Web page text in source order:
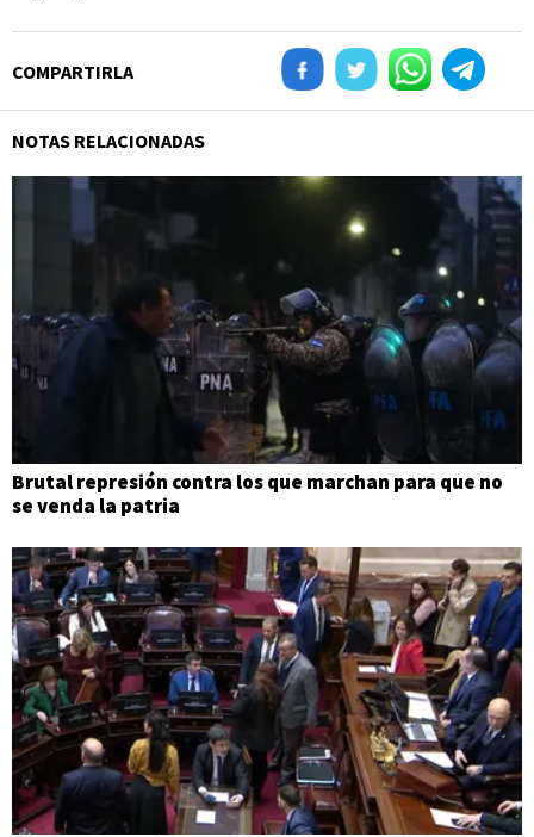
COMPARTIRLA
NOTAS RELACIONADAS
Brutal represión contra los que marchan para que no
se venda la patria